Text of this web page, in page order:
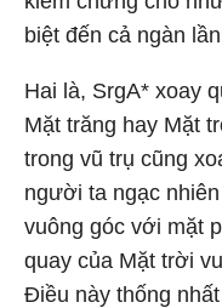
biệt đến cả ngàn
Hai là, SrgA* xoay
Mặt trăng hay Mặt
trong vũ trụ cũng
người ta ngạc
vuông góc với mặt
quay của Mặt trời
Điều này thống